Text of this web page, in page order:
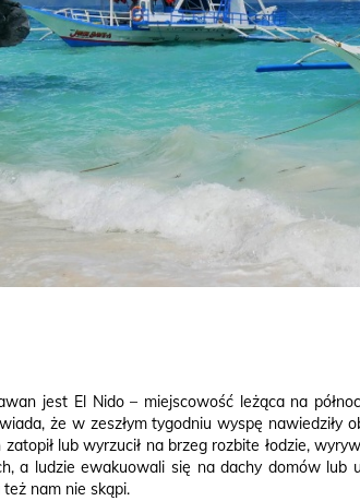
jest El Nido – miejscowość leżąca na
że w zeszłym tygodniu wyspę nawiedziły
lub wyrzucił na brzeg rozbite łodzie,
a ludzie ewakuowali się na dachy domów
nam nie skąpi.